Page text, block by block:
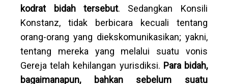
kodrat bidah tersebut. Sedangkan Konsili
Konstanz, tidak berbicara kecuali tentang
orang-orang yang diekskomunikasikan; yakni,
tentang mereka yang melalui suatu vonis
Gereja telah kehilangan yurisdiksi. Para bidah,
bagaimanapun, bahkan sebelum suatu